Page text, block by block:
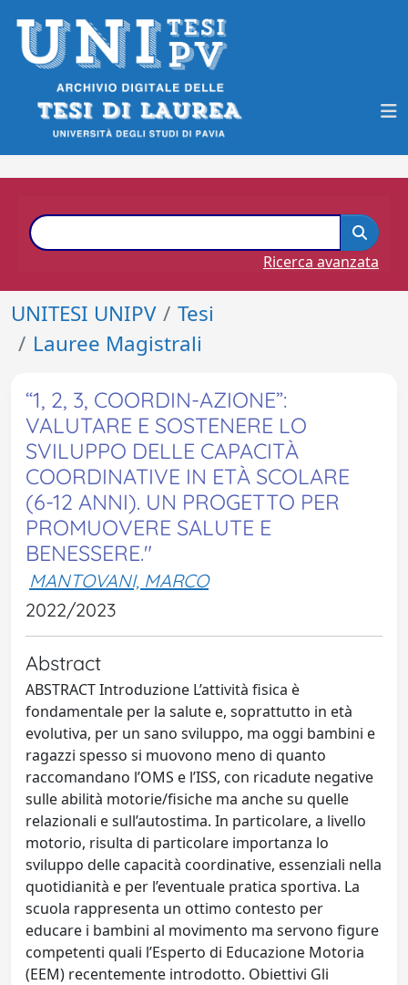
Ricerca avanzata
UNITESI UNIPV
Tesi
Lauree Magistrali
“1, 2, 3, COORDIN-AZIONE”:
VALUTARE E SOSTENERE LO
SVILUPPO DELLE CAPACITÀ
COORDINATIVE IN ETÀ SCOLARE
(6-12 ANNI). UN PROGETTO PER
PROMUOVERE SALUTE E
BENESSERE."
MANTOVANI, MARCO
2022/2023
Abstract
ABSTRACT Introduzione L’attività fisica è
fondamentale per la salute e, soprattutto in età
evolutiva, per un sano sviluppo, ma oggi bambini e
ragazzi spesso si muovono meno di quanto
raccomandano l’OMS e l’ISS, con ricadute negative
sulle abilità motorie/fisiche ma anche su quelle
relazionali e sull’autostima. In particolare, a livello
motorio, risulta di particolare importanza lo
sviluppo delle capacità coordinative, essenziali nella
quotidianità e per l’eventuale pratica sportiva. La
scuola rappresenta un ottimo contesto per
educare i bambini al movimento ma servono figure
competenti quali l’Esperto di Educazione Motoria
(EEM) recentemente introdotto. Obiettivi Gli